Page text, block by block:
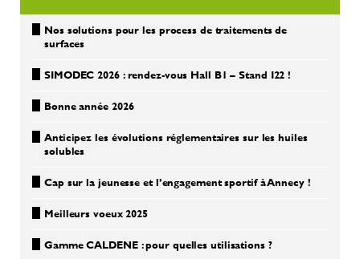
Nos solutions pour les process de traitements de
surfaces
SIMODEC 2026 : rendez-vous Hall B1 – Stand I22 !
Bonne année 2026
Anticipez les évolutions réglementaires sur les huiles
solubles
Cap sur la jeunesse et l’engagement sportif à Annecy !
Meilleurs voeux 2025
Gamme CALDENE : pour quelles utilisations ?